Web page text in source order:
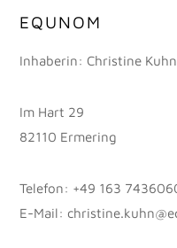
EQUNOM
Inhaberin: Christine Kuhn
Im Hart 29
82110 Ermering
Telefon: +49 163
E-Mail: